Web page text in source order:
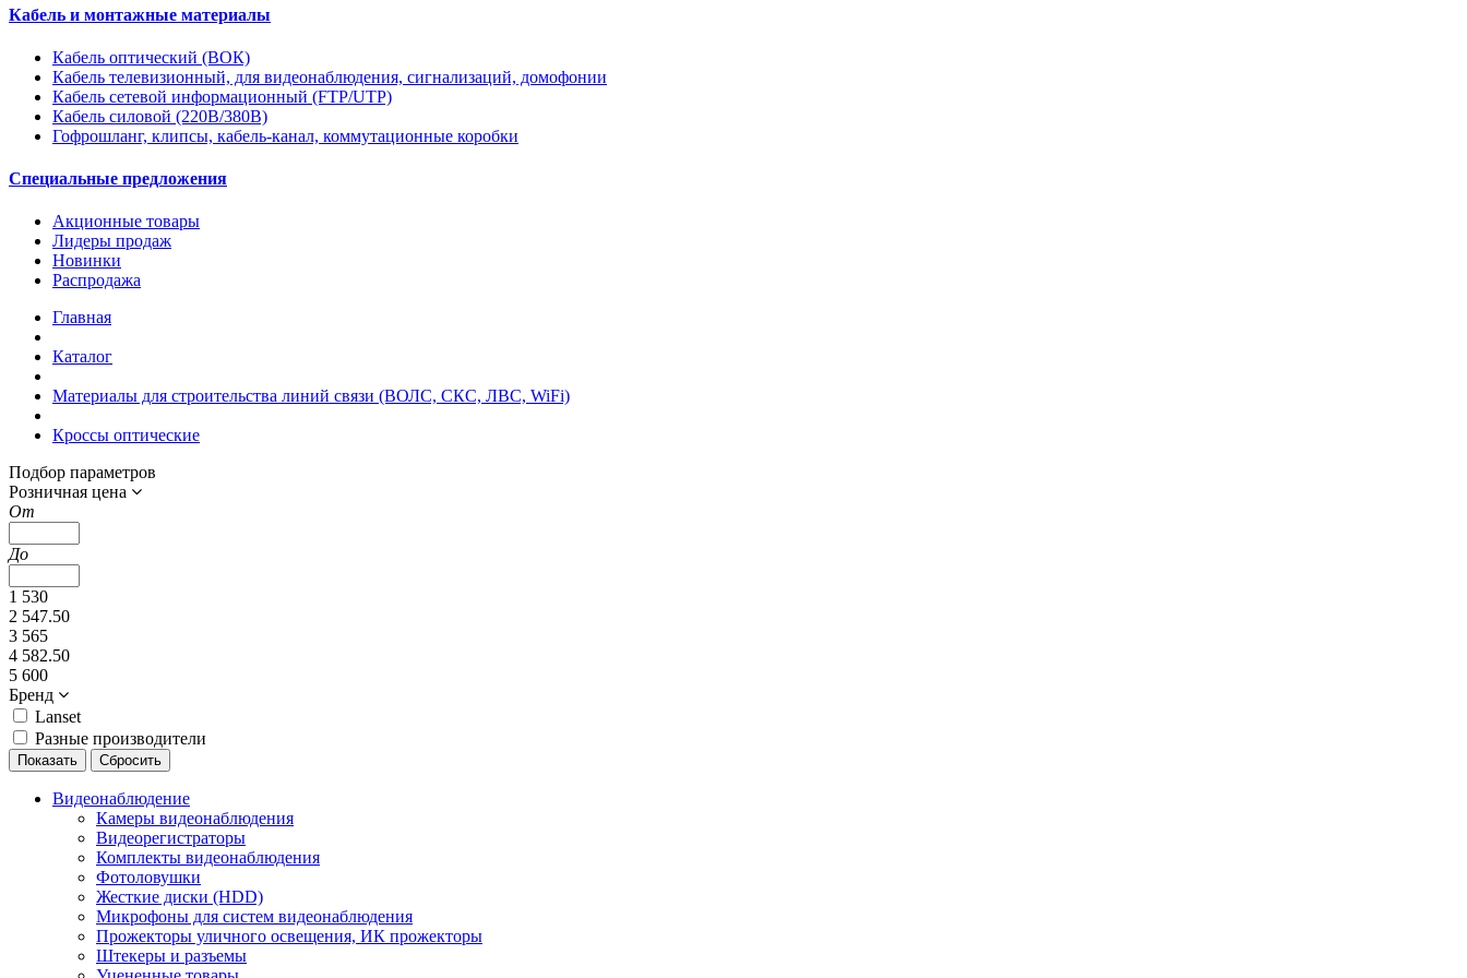
Кабель и монтажные материалы
Кабель оптический (ВОК)
Кабель телевизионный, для видеонаблюдения, сигнализаций, домофонии
Кабель сетевой информационный (FTP/UTP)
Кабель силовой (220В/380В)
Гофрошланг, клипсы, кабель-канал, коммутационные коробки
Специальные предложения
Акционные товары
Лидеры продаж
Новинки
Распродажа
Главная
Каталог
Материалы для строительства линий связи (ВОЛС, СКС, ЛВС, WiFi)
Кроссы оптические
Подбор параметров
Розничная цена
От
До
1 530
2 547.50
3 565
4 582.50
5 600
Бренд
Lanset
Разные производители
Видеонаблюдение
Камеры видеонаблюдения
Видеорегистраторы
Комплекты видеонаблюдения
Фотоловушки
Жесткие диски (HDD)
Микрофоны для систем видеонаблюдения
Прожекторы уличного освещения, ИК прожекторы
Штекеры и разъемы